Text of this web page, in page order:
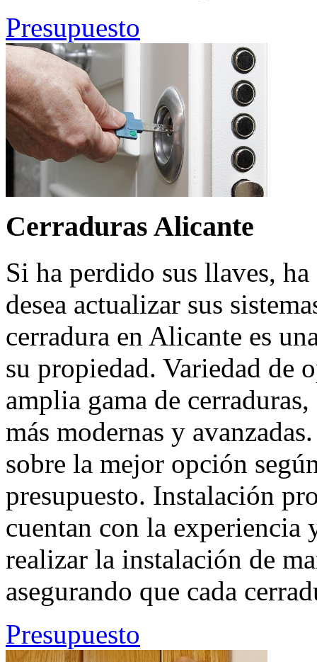
Presupuesto
Cerraduras Alicante
Si ha perdido sus llaves,
desea actualizar sus
cerradura en Alicante es
su propiedad. Variedad de
amplia gama de
más modernas y
sobre la mejor opción
presupuesto. Instalación
cuentan con la experiencia
realizar la instalación de
asegurando que cada
Presupuesto